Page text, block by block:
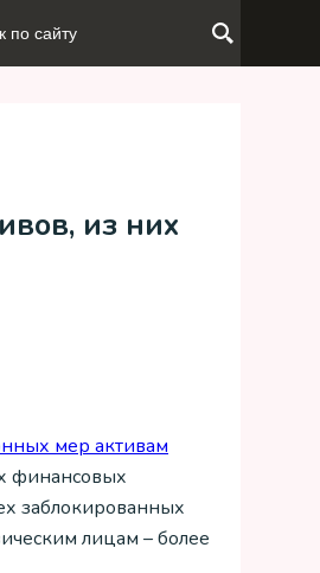
из них
мер активам
финансовых
заблокированных
лицам – более